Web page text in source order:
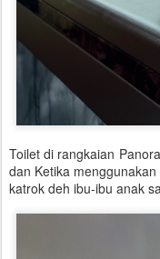
Toilet di rangkaian
dan Ketika
katrok deh ibu-ibu anak